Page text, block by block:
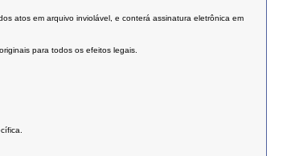
atos em arquivo inviolável, e conterá assinatura eletrônica em
para todos os efeitos legais.